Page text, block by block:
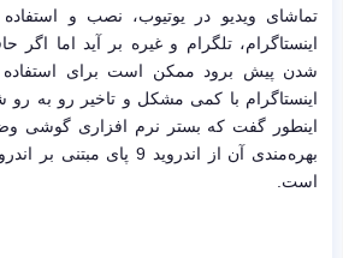
تماشای ویدیو در یوتیوب، نصب و
اینستاگرام، تلگرام و غیره بر آید اما
شدن پیش برود ممکن است برای استفاده
اینستاگرام با کمی مشکل و تاخیر رو به
اینطور گفت که بستر نرم افزاری گوشی
بهره‌مندی آن از اندروید 9
است.